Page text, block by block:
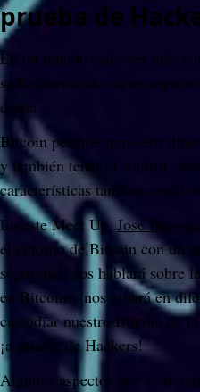
prueba de
En un mundo cada vez más
se ha convertido en un
diaria.
Bitcoin permite transferir
y también tener el control
características también
En este Meet Up, José
el entorno de Bitcoin con un
seguridad, nos hablará sobre
en Bitcoin y nos guiará en
custodiar nuestro Bitcoin de
¡a prueba de Hackers!
Algunos aspectos que se